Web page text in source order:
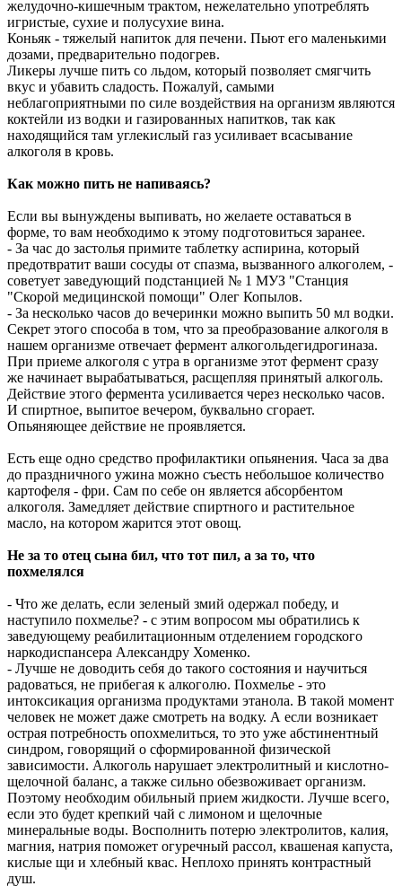
желудочно-кишечным трактом, нежелательно употреблять
игристые, сухие и полусухие вина.
Коньяк - тяжелый напиток для печени. Пьют его маленькими
дозами, предварительно подогрев.
Ликеры лучше пить со льдом, который позволяет смягчить
вкус и убавить сладость. Пожалуй, самыми
неблагоприятными по силе воздействия на организм являются
коктейли из водки и газированных напитков, так как
находящийся там углекислый газ усиливает всасывание
алкоголя в кровь.
Как можно пить не напиваясь?
Если вы вынуждены выпивать, но желаете оставаться в
форме, то вам необходимо к этому подготовиться заранее.
- За час до застолья примите таблетку аспирина, который
предотвратит ваши сосуды от спазма, вызванного алкоголем, -
советует заведующий подстанцией № 1 МУЗ "Станция
"Скорой медицинской помощи" Олег Копылов.
- За несколько часов до вечеринки можно выпить 50 мл водки.
Секрет этого способа в том, что за преобразование алкоголя в
нашем организме отвечает фермент алкогольдегидрогиназа.
При приеме алкоголя с утра в организме этот фермент сразу
же начинает вырабатываться, расщепляя принятый алкоголь.
Действие этого фермента усиливается через несколько часов.
И спиртное, выпитое вечером, буквально сгорает.
Опьяняющее действие не проявляется.
Есть еще одно средство профилактики опьянения. Часа за два
до праздничного ужина можно съесть небольшое количество
картофеля - фри. Сам по себе он является абсорбентом
алкоголя. Замедляет действие спиртного и растительное
масло, на котором жарится этот овощ.
Не за то отец сына бил, что тот пил, а за то, что
похмелялся
- Что же делать, если зеленый змий одержал победу, и
наступило похмелье? - с этим вопросом мы обратились к
заведующему реабилитационным отделением городского
наркодиспансера Александру Хоменко.
- Лучше не доводить себя до такого состояния и научиться
радоваться, не прибегая к алкоголю. Похмелье - это
интоксикация организма продуктами этанола. В такой момент
человек не может даже смотреть на водку. А если возникает
острая потребность опохмелиться, то это уже абстинентный
синдром, говорящий о сформированной физической
зависимости. Алкоголь нарушает электролитный и кислотно-
щелочной баланс, а также сильно обезвоживает организм.
Поэтому необходим обильный прием жидкости. Лучше всего,
если это будет крепкий чай с лимоном и щелочные
минеральные воды. Восполнить потерю электролитов, калия,
магния, натрия поможет огуречный рассол, квашеная капуста,
кислые щи и хлебный квас. Неплохо принять контрастный
душ.